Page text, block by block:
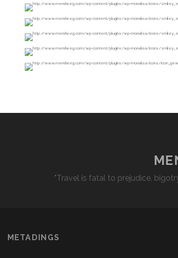
"Travel is fatal to prejudice,
METADINGS